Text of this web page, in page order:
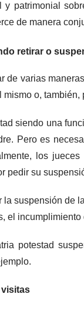
y patrimonial
de manera
retirar o
de varias
mismo o,
siendo una
Pero es
los
pedir su
la suspensión de
el
potestad
visitas